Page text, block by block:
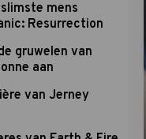
mens
Resurrection
gruwelen van
aan
van Jerney